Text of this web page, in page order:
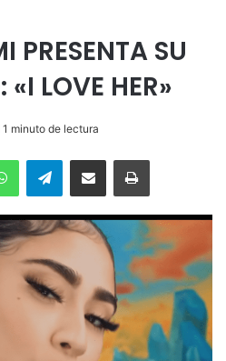
PRESENTA SU
«I LOVE HER»
1 minuto de lectura
WhatsAppTelegramEnviar vía email Imprimir